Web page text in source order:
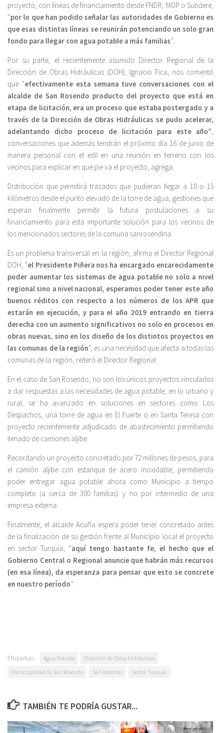
proyecto, con líneas de financiamiento desde FNDR, MOP o Subdere,
“por lo que han podido señalar las autoridades de Gobierno es
que esas distintas líneas se reunirán potenciando un solo gran
fondo para llegar con agua potable a más familias”.
Por su parte, el recientemente asumido Director Regional de la
Dirección de Obras Hidráulicas (DOH), Ignacio Fica, nos comentó
que “efectivamente esta semana tuve conversaciones con el
alcalde de San Rosendo producto del proyecto que está en
etapa de licitación, era un proceso que estaba postergado y a
través de la Dirección de Obras Hidráulicas se pudo acelerar,
adelantando dicho proceso de licitación para este año”,
conversaciones que además tendrán el próximo día 16 de junio de
manera personal con el edil en una reunión en terreno con los
vecinos para explicar en qué pie va el proyecto, agrega.
Distribución que permitirá trazados que pudieran llegar a 10 o 15
kilómetros desde el punto elevado de la torre de agua, gestiones que
esperan finalmente permitir la futura postulaciones a su
financiamiento para esta importante solución para los vecinos de
los mencionados sectores de la comuna sanrosendina.
Es un problema transversal en la región, afirma el Director Regional
DOH, “el Presidente Piñera nos ha encargado encarecidamente
poder aumentar los sistemas de agua potable no solo a nivel
regional sino a nivel nacional, esperamos poder tener este año
buenos réditos con respecto a los números de los APR que
estarán en ejecución, y para el año 2019 entrando en tierra
derecha con un aumento significativos no solo en procesos en
obras nuevas, sino en los diseño de los distintos proyectos en
las comunas de la región”, es una necesidad que afecta a todas las
comunas de la región, reiteró el Director Regional.
En el caso de San Rosendo, no son los únicos proyectos vinculados
a dar respuestas a las necesidades de agua potable, en lo urbano y
rural, se ha avanzado en soluciones en sectores como Los
Despachos, una torre de agua en El Fuerte o en Santa Teresa con
proyecto recientemente adjudicado de abastecimiento permitiendo
llenado de camiones aljibe.
Recordando un proyecto concretado por 72 millones de pesos, para
el camión aljibe con estanque de acero inoxidable, permitiendo
poder entregar agua potable ahora como Municipio a tiempo
completo (a cerca de 300 familias) y no por intermedio de una
empresa externa.
Finalmente, el alcalde Acuña espera poder tener concretado antes
de la finalización de su gestión frente al Municipio local el proyecto
en sector Turquía, “aquí tengo bastante fe, el hecho que el
Gobierno Central o Regional anuncie que habrán más recursos
(en esa línea), da esperanza para pensar que esto se concrete
en nuestro período”.
Etiquetas: Agua Potable
Dirección de Obras Hidráulicas
Municipalidad de San Rosendo
San Rosendo Sector Turquía
TAMBIÉN TE PODRÍA GUSTAR...